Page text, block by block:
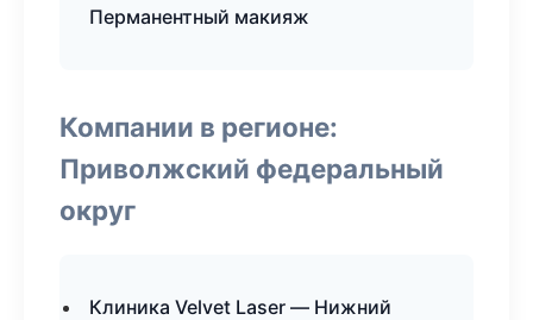
Перманентный макияж
Компании в регионе:
Приволжский федеральный
округ
Клиника Velvet Laser — Нижний